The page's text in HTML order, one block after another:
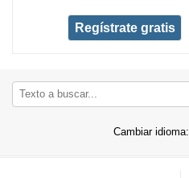
Regístrate gratis
Cambiar idioma: